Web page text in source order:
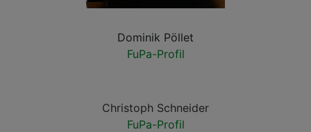
Dominik Pöllet
FuPa-Profil
Christoph Schneider
FuPa-Profil